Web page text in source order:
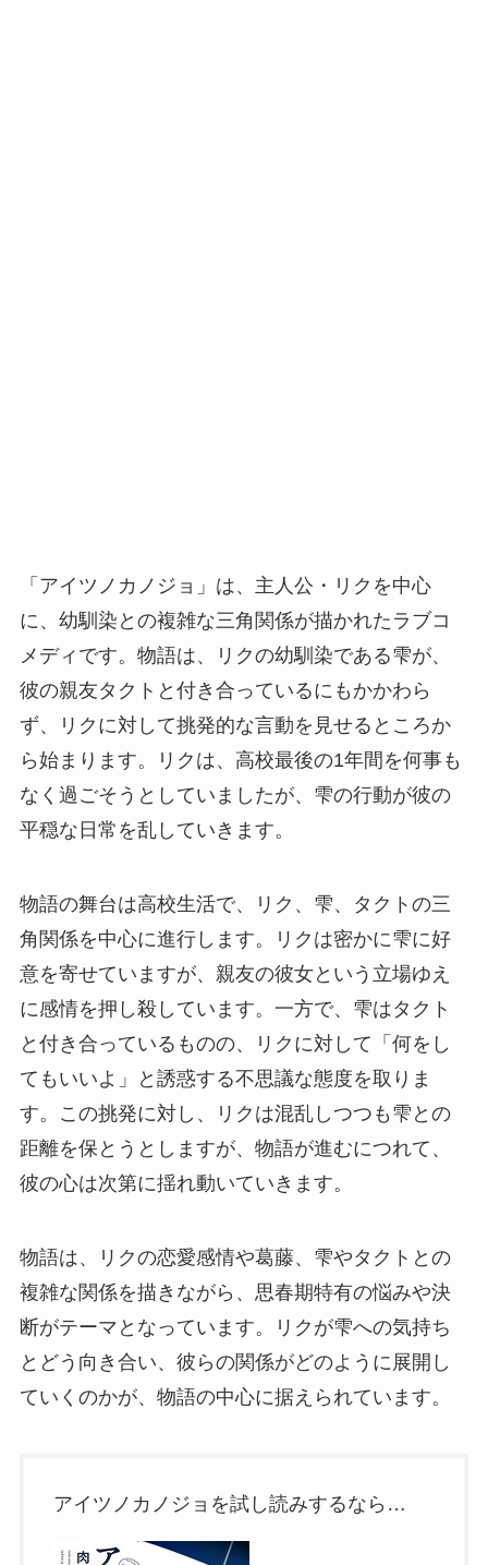
「アイツノカノジョ」は、主人公・リクを中心
に、幼馴染との複雑な三角関係が描かれたラブコ
メディです。物語は、リクの幼馴染である雫が、
彼の親友タクトと付き合っているにもかかわら
ず、リクに対して挑発的な言動を見せるところか
ら始まります。リクは、高校最後の1年間を何事も
なく過ごそうとしていましたが、雫の行動が彼の
平穏な日常を乱していきます。
物語の舞台は高校生活で、リク、雫、タクトの三
角関係を中心に進行します。リクは密かに雫に好
意を寄せていますが、親友の彼女という立場ゆえ
に感情を押し殺しています。一方で、雫はタクト
と付き合っているものの、リクに対して「何をし
てもいいよ」と誘惑する不思議な態度を取りま
す。この挑発に対し、リクは混乱しつつも雫との
距離を保とうとしますが、物語が進むにつれて、
彼の心は次第に揺れ動いていきます。
物語は、リクの恋愛感情や葛藤、雫やタクトとの
複雑な関係を描きながら、思春期特有の悩みや決
断がテーマとなっています。リクが雫への気持ち
とどう向き合い、彼らの関係がどのように展開し
ていくのかが、物語の中心に据えられています。
アイツノカノジョを試し読みするなら…